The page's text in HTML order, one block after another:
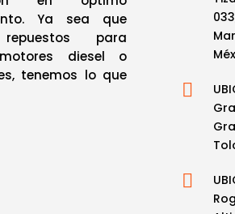
Ya sea que
para
diesel o
tenemos lo que

